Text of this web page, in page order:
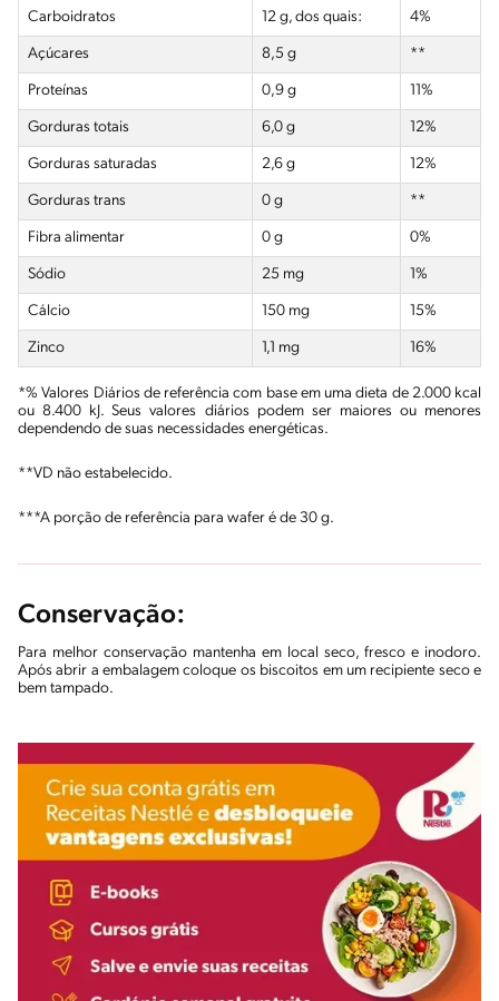
Carboidratos 12 g, dos quais: 4%
Açúcares 8,5 g **
Proteínas 0,9 g 11%
Gorduras totais 6,0 g 12%
Gorduras saturadas 2,6 g 12%
Gorduras trans 0 g **
Fibra alimentar 0 g 0%
Sódio 25 mg 1%
Cálcio 150 mg 15%
Zinco 1,1 mg 16%
*% Valores Diários de referência com base em uma dieta de 2.000 kcal
ou 8.400 kJ. Seus valores diários podem ser maiores ou menores
dependendo de suas necessidades energéticas.
**VD não estabelecido.
***A porção de referência para wafer é de 30 g.
Conservação:
Para melhor conservação mantenha em local seco, fresco e inodoro.
Após abrir a embalagem coloque os biscoitos em um recipiente seco e
bem tampado.